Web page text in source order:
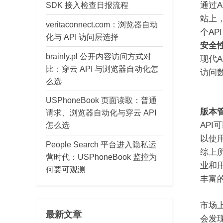
通过
站上
个
安全
现代
访问
版本
API
以使
综上
业和
丰富
市场
会发
SDK 接入检查日报流程
veritaconnect.com：浏览器自动
化与 API 访问层选择
brainly.pl 公开内容访问方式对
比：穿云 API 与浏览器自动化怎
么选
USPhoneBook 页面读取：普通
请求、浏览器自动化与穿云 API
怎么选
People Search 平台进入隐私运
营时代：USPhoneBook 监控为
何要可观测
最新文章